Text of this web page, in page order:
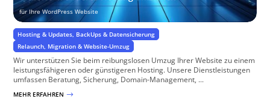
für Ihre WordPress Website
Hosting & Updates, BackUps & Datensicherung
Relaunch, Migration & Website-Umzug
Wir unterstützen Sie beim reibungslosen Umzug Ihrer Website zu einem
leistungsfähigeren oder günstigeren Hosting. Unsere Dienstleistungen
umfassen Beratung, Sicherung, Domain-Management, ...
MEHR ERFAHREN $